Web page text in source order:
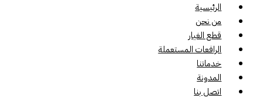
الرئيسية
من نحن
قطع الغيار
الرافعات المستعملة
خدماتنا
المدونة
اتصل بنا